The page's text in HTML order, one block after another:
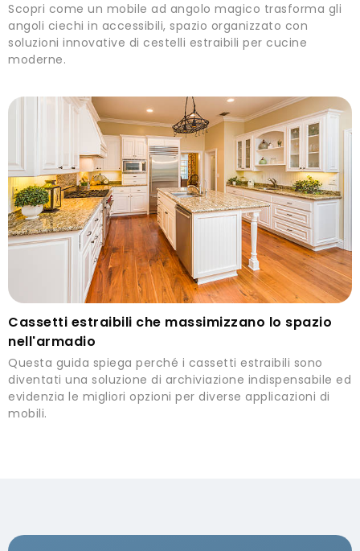
Scopri come un mobile ad angolo magico trasforma gli
angoli ciechi in accessibili, spazio organizzato con
soluzioni innovative di cestelli estraibili per cucine
moderne.
Cassetti estraibili che massimizzano lo spazio
nell'armadio
Questa guida spiega perché i cassetti estraibili sono
diventati una soluzione di archiviazione indispensabile ed
evidenzia le migliori opzioni per diverse applicazioni di
mobili.